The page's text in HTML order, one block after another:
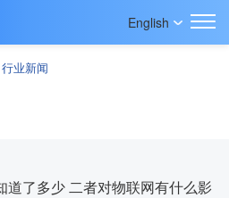
English
行业新闻
道了多少 二者对物联网有什么影